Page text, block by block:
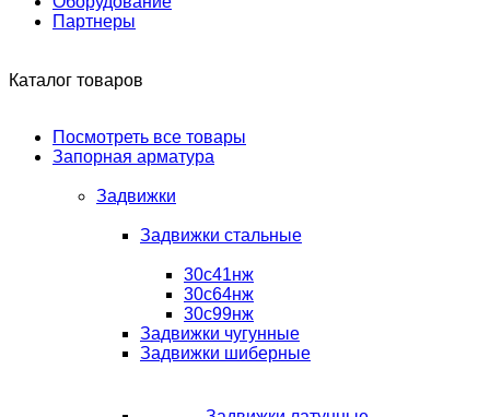
Партнеры
Каталог товаров
Посмотреть все товары
Запорная арматура
Задвижки
Задвижки стальные
30с41нж
30с64нж
30с99нж
Задвижки чугунные
Задвижки шиберные